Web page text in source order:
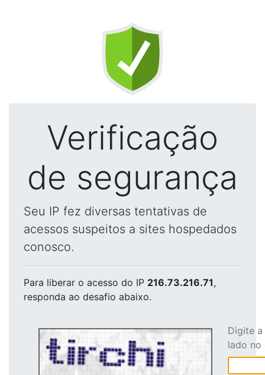
Verificação
de segurança
Seu IP fez diversas tentativas de
acessos suspeitos a sites hospedados
conosco.
Para liberar o acesso do IP 216.73.216.71,
responda ao desafio abaixo.
Digite
lado no